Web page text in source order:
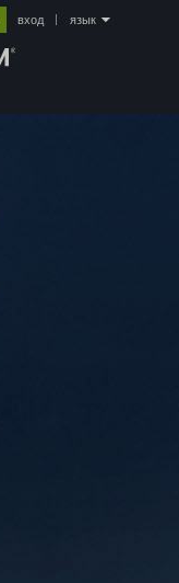
вход язык